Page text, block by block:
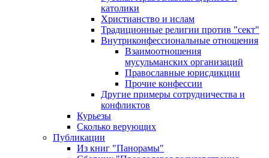
католики
Христианство и ислам
Традиционные религии против "сект"
Внутриконфессиональные отношения
Взаимоотношения
мусульманских организаций
Православные юрисдикции
Прочие конфессии
Другие примеры сотрудничества и
конфликтов
Курьезы
Сколько верующих
Публикации
Из книг "Панорамы"